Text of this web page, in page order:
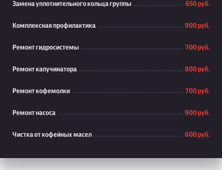
Замена уплотнительного кольца группы 650 руб.
Комплексная профилактика 900 руб.
Ремонт гидросистемы 700 руб.
Ремонт капучинатора 800 руб.
Ремонт кофемолки 700 руб.
Ремонт насоса 900 руб.
Чистка от кофейных масел 600 руб.